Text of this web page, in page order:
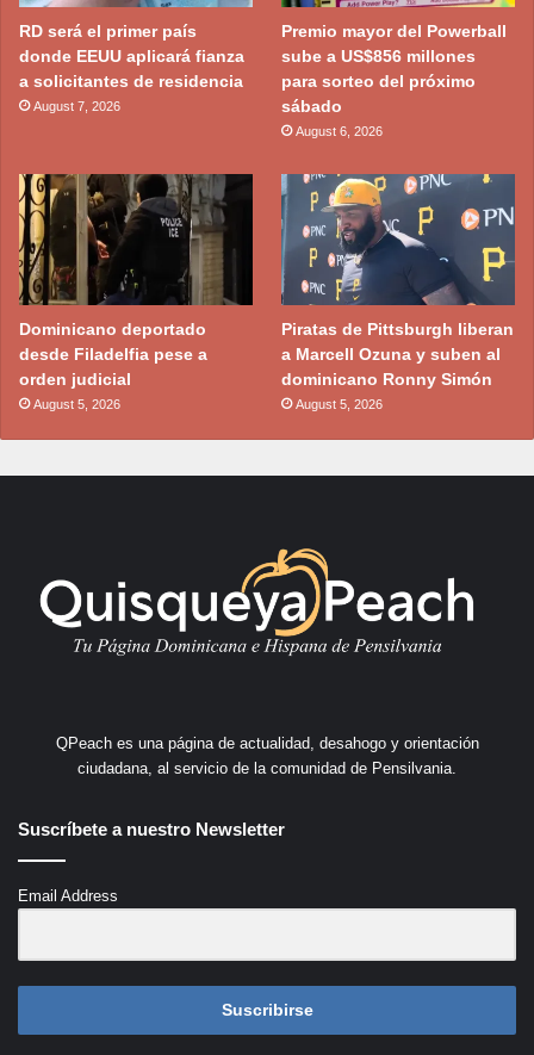
RD será el primer país
donde EEUU aplicará fianza
a solicitantes de residencia
August 7, 2026
Premio mayor del Powerball
sube a US$856 millones
para sorteo del próximo
sábado
August 6, 2026
Dominicano deportado
desde Filadelfia pese a
orden judicial
August 5, 2026
Piratas de Pittsburgh liberan
a Marcell Ozuna y suben al
dominicano Ronny Simón
August 5, 2026
QPeach es una página de actualidad, desahogo y orientación
ciudadana, al servicio de la comunidad de Pensilvania.
Suscríbete a nuestro Newsletter
Email Address
Suscribirse